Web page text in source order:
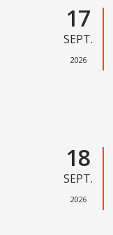
17
SEPT.
2026
18
SEPT.
2026